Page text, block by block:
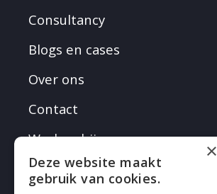
Consultancy
Blogs en cases
Over ons
Contact
Werken bij
×
Deze website maakt
gebruik van cookies.